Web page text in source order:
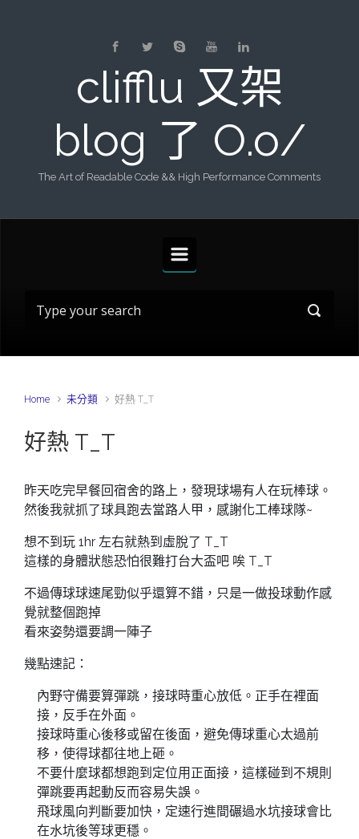
clifflu 又架
blog 了 O.o/
The Art of Readable Code && High Performance Comments
Home 未分類 好熱 T_T
好熱 T_T
昨天吃完早餐回宿舍的路上，發現球場有人在玩棒球。
然後我就抓了球具跑去當路人甲，感謝化工棒球隊~
想不到玩 1hr 左右就熱到虛脫了 T_T
這樣的身體狀態恐怕很難打台大盃吧 唉 T_T
不過傳球球速尾勁似乎還算不錯，只是一做投球動作感
覺就整個跑掉
看來姿勢還要調一陣子
幾點速記：
內野守備要算彈跳，接球時重心放低。正手在裡面
接，反手在外面。
接球時重心後移或留在後面，避免傳球重心太過前
移，使得球都往地上砸。
不要什麼球都想跑到定位用正面接，這樣碰到不規則
彈跳要再起動反而容易失誤。
飛球風向判斷要加快，定速行進間碾過水坑接球會比
在水坑後等球更穩。